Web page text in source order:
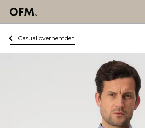
Casual overhemden